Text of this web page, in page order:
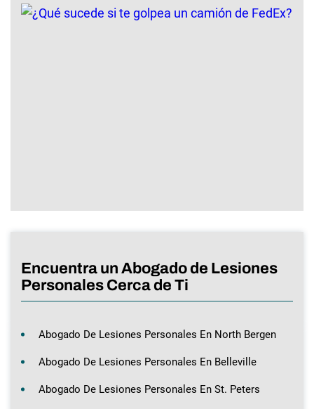
Encuentra un Abogado de Lesiones
Personales Cerca de Ti
Abogado De Lesiones Personales En North Bergen
Abogado De Lesiones Personales En Belleville
Abogado De Lesiones Personales En St. Peters